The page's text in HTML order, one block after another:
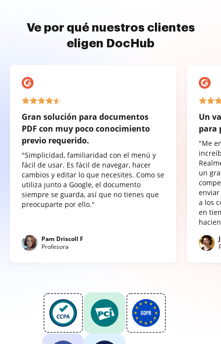
Ve por qué nuestros clientes
eligen DocHub
Gran solución para documentos
PDF con muy poco conocimiento
previo requerido.
"Simplicidad, familiaridad con el menú y
fácil de usar. Es fácil de navegar, hacer
cambios y editar lo que necesites. Como se
utiliza junto a Google, el documento
siempre se guarda, así que no tienes que
preocuparte por ello."
Pam Driscoll F
Profesora
Un
para
"Me
un
a los
en